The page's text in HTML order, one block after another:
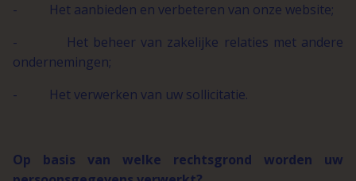
- Het aanbieden en verbeteren van onze website;
- Het beheer van zakelijke relaties met andere
ondernemingen;
- Het verwerken van uw sollicitatie.
Op basis van welke rechtsgrond worden uw